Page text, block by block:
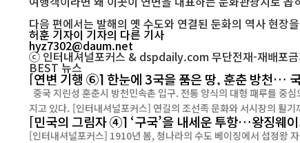
다음 편에서는 발해의 옛 수도와 연결된 둔화의 역사 현장
허훈 기자이 기자의 다른 기사
hyz7302@daum.net
ⓒ 인터내셔널포커스 & dspdaily.com 무단전재-재배포금
BEST뉴스
[연변 기행 ⑥] 한눈에 3국을 품은 땅, 훈춘 방천…
지고 있다. [인터내셔널포커스] 연길의 조선족 문화와 서시장
[민국의 그림자 ④] ‘구국’을 내세운 투항…왕징웨
[인터내셔널포커스] 1910년 봄, 청나라의 수도 베이징에서 섭정왕